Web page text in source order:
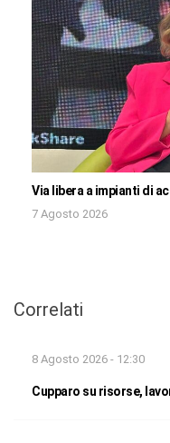
Via libera a impianti di
7 Agosto 2026
Correlati
8 Agosto 2026 - 12:30
Cupparo su risorse,